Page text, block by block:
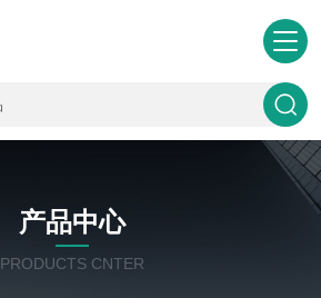
产品中心
PRODUCTS CNTER